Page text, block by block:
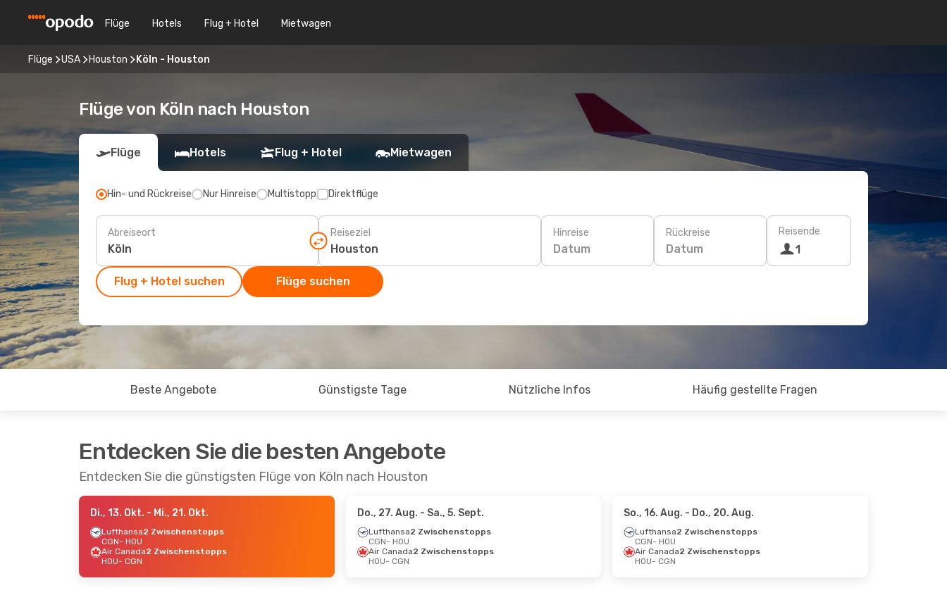
Flüge Hotels Flug + Hotel Mietwagen
Flüge USA Houston Köln - Houston
Flüge von Köln nach Houston
Flüge Hotels Flug + Hotel Mietwagen
Hin- und Rückreise Nur Hinreise Multistopp Direktflüge
Abreiseort Reiseziel Hinreise
Datum
Rückreise
Datum
Reisende
1
Flug + Hotel suchen Flüge suchen
Beste Angebote Günstigste Tage Nützliche Infos Häufig gestellte Fragen
Entdecken Sie die besten Angebote
Entdecken Sie die günstigsten Flüge von Köln nach Houston
Di., 13. Okt. - Mi., 21. Okt.
Lufthansa2 Zwischenstopps
CGN- HOU
Air Canada2 Zwischenstopps
HOU- CGN
Do., 27. Aug. - Sa., 5. Sept.
Lufthansa2 Zwischenstopps
CGN- HOU
Air Canada2 Zwischenstopps
HOU- CGN
So., 16. Aug. - Do., 20. Aug.
Lufthansa2 Zwischenstopps
CGN- HOU
Air Canada2 Zwischenstopps
HOU- CGN